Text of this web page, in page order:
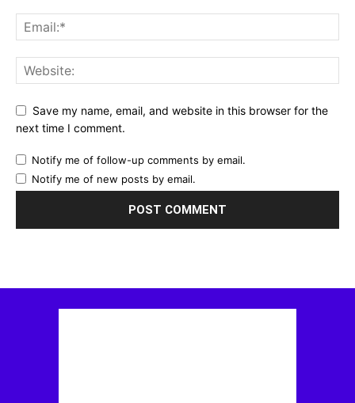
Save my name, email, and website in this browser for the
next time I comment.
Notify me of follow-up comments by email.
Notify me of new posts by email.